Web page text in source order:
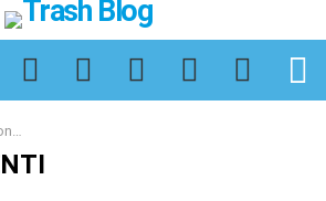
Facebook
Twitter
Instagram
Spotify
TikTok